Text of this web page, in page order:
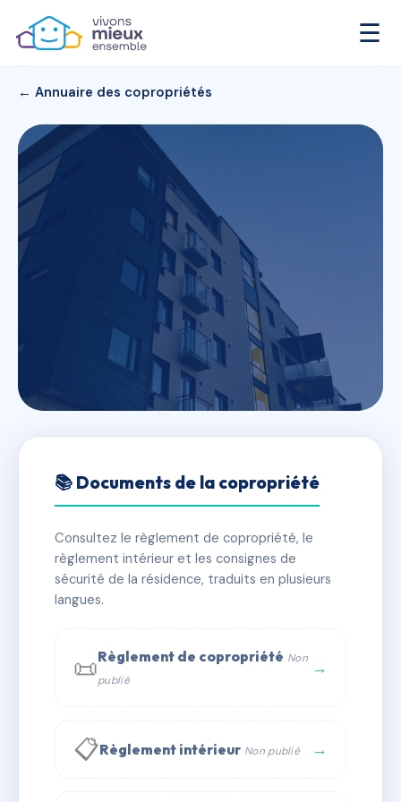
☰
← Annuaire des copropriétés
6 RUE THIERS
✓ Immatriculée 🏠 16 lots 🏗 1 bâtiment(s)
📞 Contacter Syndic Digital
📚 Documents de la copropriété
Consultez le règlement de copropriété, le
règlement intérieur et les consignes de
sécurité de la résidence, traduits en plusieurs
langues.
📜Règlement de copropriété Non
publié
→
📋Règlement intérieur Non publié →